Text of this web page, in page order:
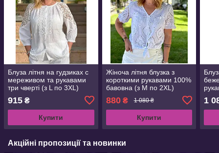
Блуза літня на гудзиках с
мереживом та рукавами
три чверті (з L по 3XL)
915 ₴
Купити
Жіноча літня блузка з
короткими рукавами 100%
бавовна (з M по 2XL)
880₴ 1 080 ₴
Купити
1
Акційні пропозиції та новинки